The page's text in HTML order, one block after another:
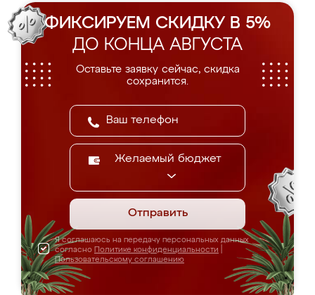
ФИКСИРУЕМ СКИДКУ В 5%
ДО КОНЦА АВГУСТА
Оставьте заявку сейчас, скидка
сохранится.
Желаемый бюджет
Отправить
Я соглашаюсь на передачу персональных данных
согласно Политике конфиденциальности
Пользовательскому соглашению